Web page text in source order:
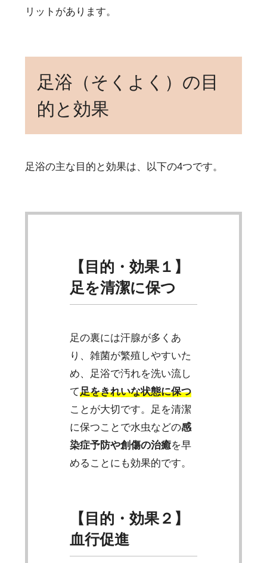
リットがあります。
足浴（そくよく）の目
的と効果
足浴の主な目的と効果は、以下の4つです。
【目的・効果１】
足を清潔に保つ
足の裏には汗腺が多くあ
り、雑菌が繁殖しやすいた
め、足浴で汚れを洗い流し
て足をきれいな状態に保つ
ことが大切です。足を清潔
に保つことで水虫などの感
染症予防や創傷の治癒を早
めることにも効果的です。
【目的・効果２】
血行促進